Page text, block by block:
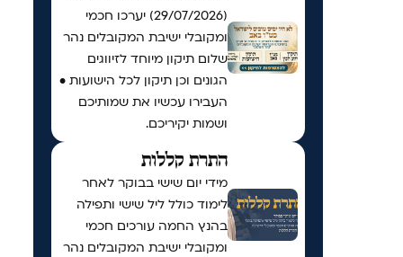
(29/07/2026) יערכו חכמי
ומקובלי ישיבת המקובלים נהר
שלום תיקון מיוחד לזיווגים
הגונים וכן תיקון לכל הישועות •
העבירו עכשיו את שמותיכם
ושמות יקיריכם.
התרת קללות
מידי יום שישי בבוקר לאחר
לימוד כולל ליל שישי ותפילה
בהנץ החמה עורכים חכמי
ומקובלי ישיבת המקובלים נהר